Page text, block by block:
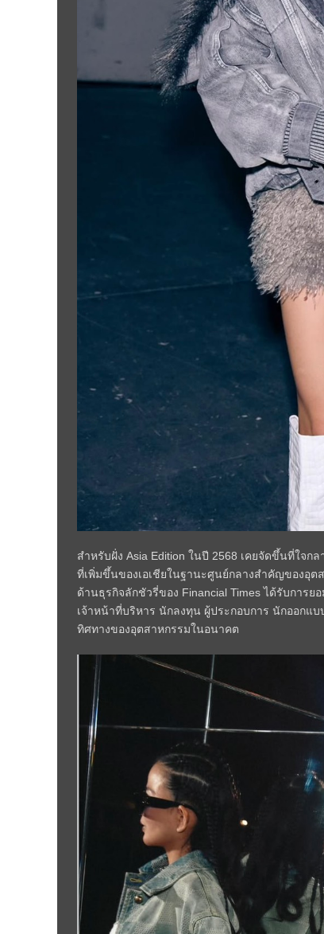
สำหรับฝั่ง Asia Edition ในปี 2568 เคยจัดขึ้นที่ใจก
ที่เพิ่มขึ้นของเอเชียในฐานะศูนย์กลางสำคัญของอุต
ด้านธุรกิจลักชัวรี่ของ Financial Times ได้รับการ
เจ้าหน้าที่บริหาร นักลงทุน ผู้ประกอบการ นักออกแ
ทิศทางของอุตสาหกรรมในอนาคต